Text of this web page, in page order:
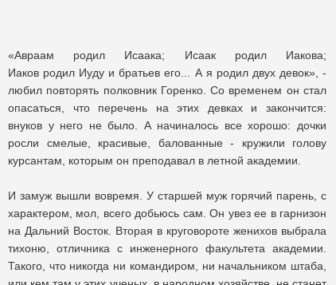
«Авраам родил Исаака; Исаак родил Иакова;
Иаков родил Иуду и братьев его... А я родил двух девок», -
любил повторять полковник Горенко. Со временем он стал
опасаться, что перечень на этих девках и закончится:
внуков у него не было. А начиналось все хорошо: дочки
росли смелые, красивые, балованные - кружили голову
курсантам, которым он преподавал в летной академии.
И замуж вышли вовремя. У старшей муж горячий парень, с
характером, мол, всего добьюсь сам. Он увез ее в гарнизон
на Дальний Восток. Вторая в круговороте женихов выбрала
тихоню, отличника с инженерного факультета академии.
Такого, что никогда ни командиром, ни начальником штаба,